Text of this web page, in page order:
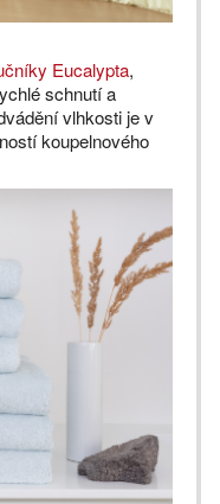
Eucalypta,
schnutí a
vlhkosti je v
koupelnového